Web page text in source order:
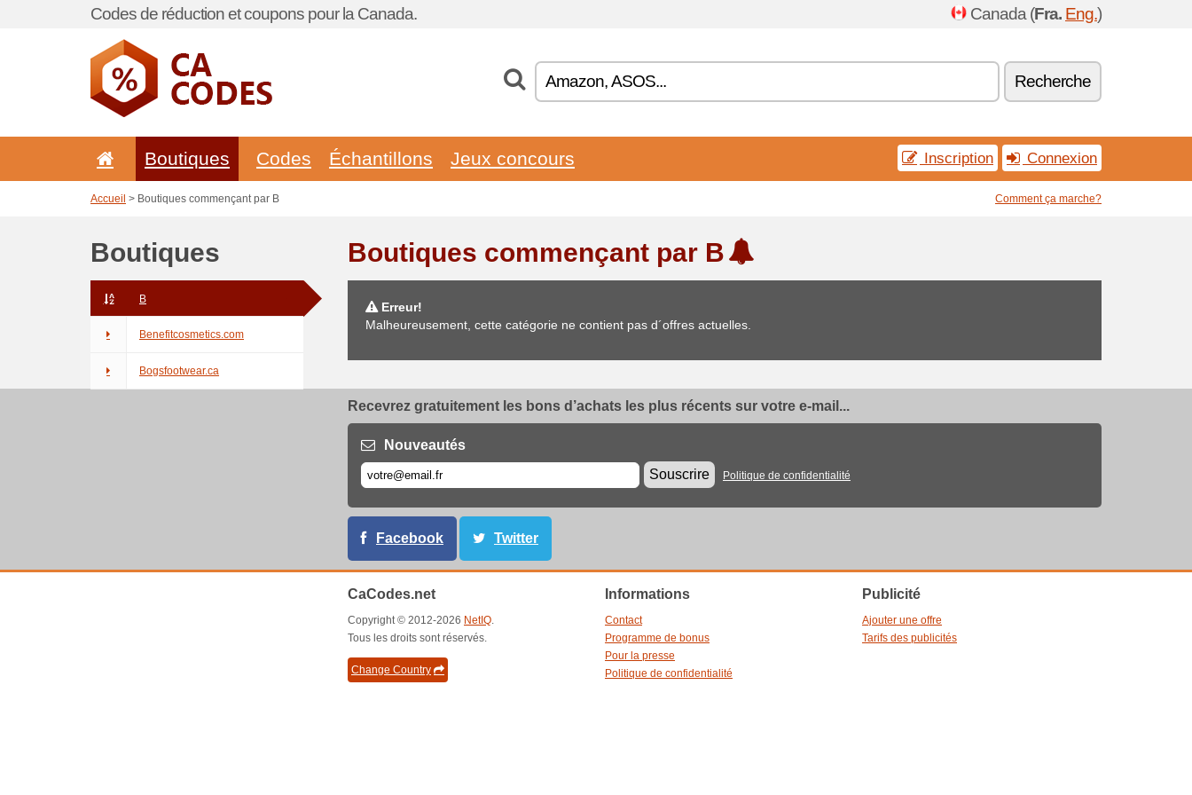
Codes de réduction et coupons pour la Canada. Canada (Fra. Eng.)
Recherche
Boutiques Codes Échantillons Jeux concours Inscription Connexion
Accueil > Boutiques commençant par B Comment ça marche?
Boutiques
B
Benefitcosmetics.com
Bogsfootwear.ca
Boutiques commençant par B
Erreur!
Malheureusement, cette catégorie ne contient pas d´offres actuelles.
Recevrez gratuitement les bons d’achats les plus récents sur votre e-mail...
Nouveautés
Souscrire
Politique de confidentialité
Facebook Twitter
CaCodes.net
Copyright © 2012-2026 NetIQ.
Tous les droits sont réservés.
Change Country
Informations
Contact
Programme de bonus
Pour la presse
Politique de confidentialité
Publicité
Ajouter une offre
Tarifs des publicités